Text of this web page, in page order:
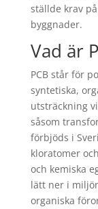
ställde krav
byggnader.
Vad är
PCB står för
syntetiska,
utsträckning
såsom
förbjöds i
kloratomer
och kemiska
lätt ner i
organiska